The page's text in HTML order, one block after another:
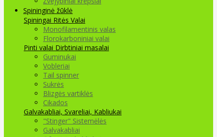
Spininginė žūklė
Spiningai Ritės Valai
Monofilamentinis valas
Florokarboniniai valai
Pinti valai Dirbtiniai masalai
Guminukai
Vobleriai
Tail spinner
Sukrės
Blizgės vartiklės
Cikados
Galvakabliai, Svareliai, Kabliukai
"Stinger" Sistemėlės
Galvakabliai